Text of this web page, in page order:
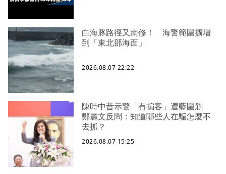
白海豚路徑又南修！ 海警範圍擴增
到「東北部海面」
2026.08.07 22:22
陳時中昔示警「有掮客」遭藍圍剿
鄭麗文反問：知道哪些人在騙怎麼不
去抓？
2026.08.07 15:25